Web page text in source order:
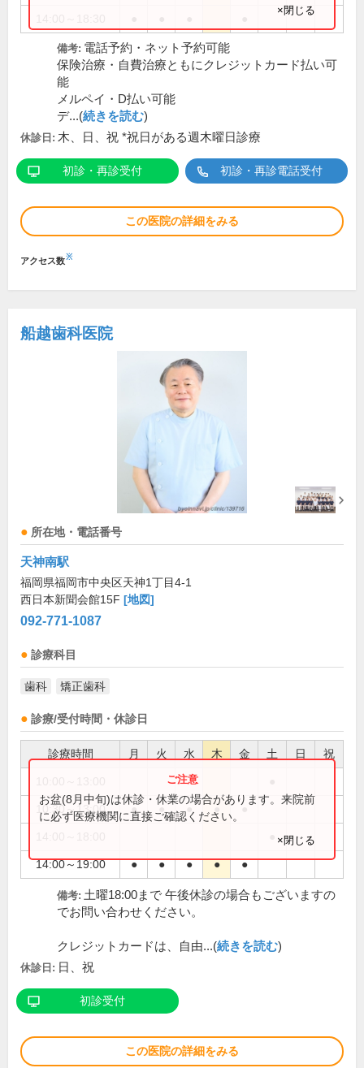
×閉じる
備考: 電話予約・ネット予約可能
保険治療・自費治療ともにクレジットカード払い可
能
メルペイ・D払い可能
デ...(続きを読む)
休診日: 木、日、祝 *祝日がある週木曜日診療
初診・再診受付 初診・再診電話受付
この医院の詳細をみる
アクセス数※
船越歯科医院
所在地・電話番号
天神南駅
福岡県福岡市中央区天神1丁目4-1
西日本新聞会館15F [地図]
092-771-1087
診療科目
歯科 矯正歯科
診療/受付時間・休診日
診療時間 月 火 水 木 金 土 日 祝
10:30～13:00 ● ● ● ● ●
14:00～19:00 ● ● ● ● ●
お盆(8月中旬)は休診・休業の場合があります。来院前
に必ず医療機関に直接ご確認ください。
×閉じる
備考: 土曜18:00まで 午後休診の場合もございますの
でお問い合わせください。
クレジットカードは、自由...(続きを読む)
休診日: 日、祝
初診受付
この医院の詳細をみる